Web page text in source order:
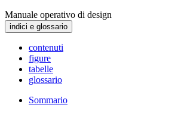
Manuale operativo di design
indici e glossario
contenuti
figure
tabelle
glossario
Sommario